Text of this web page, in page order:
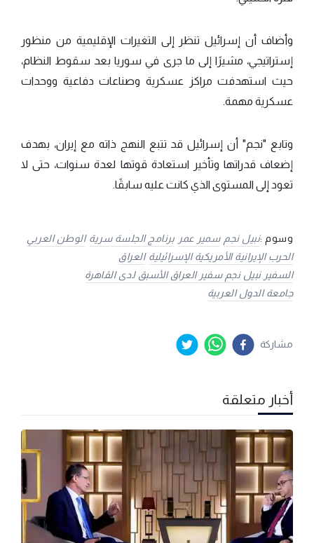
وأضاف أن إسرائيل تنظر إلى التغيرات الإقليمية من منظور
إستراتيجي، مشيرًا إلى ما جرى في سوريا بعد سقوط النظام،
حيث استهدفت مراكز عسكرية وصناعات دفاعية ووحدات
عسكرية مهمة.
وتابع "نجم" أن إسرائيل قد تتبع النهج ذاته مع إيران، بهدف
إضعاف قدراتها وتأخير استعادة قوتها لعدة سنوات، حتى لا
تعود إلى المستوى الذي كانت عليه سابقًا.
وسوم :نبيل نجم سمير عمر برنامج الجلسة سرية الوطن العربي
الحرب الإيرانية الأمريكية الإسرائيلية العراق
السفير نبيل نجم سفير العراق الأسبق لدى القاهرة
جامعة الدول العربية
مشاركة
أخبار متعلقة